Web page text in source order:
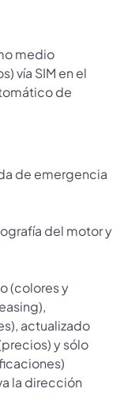
medio
vía SIM en el
de
de emergencia
del motor y
(colores y
actualizado
y sólo
la dirección